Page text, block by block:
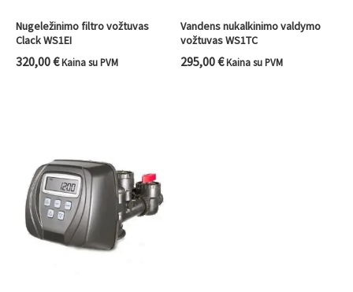
Nugeležinimo filtro vožtuvas
Clack WS1EI
320,00€Kaina su PVM
Vandens nukalkinimo valdymo
vožtuvas WS1TC
295,00€Kaina su PVM